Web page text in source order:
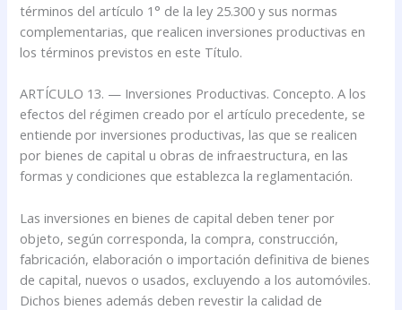
términos del artículo 1° de la ley 25.300 y sus normas
complementarias, que realicen inversiones productivas en
los términos previstos en este Título.
ARTÍCULO 13. — Inversiones Productivas. Concepto. A los
efectos del régimen creado por el artículo precedente, se
entiende por inversiones productivas, las que se realicen
por bienes de capital u obras de infraestructura, en las
formas y condiciones que establezca la reglamentación.
Las inversiones en bienes de capital deben tener por
objeto, según corresponda, la compra, construcción,
fabricación, elaboración o importación definitiva de bienes
de capital, nuevos o usados, excluyendo a los automóviles.
Dichos bienes además deben revestir la calidad de